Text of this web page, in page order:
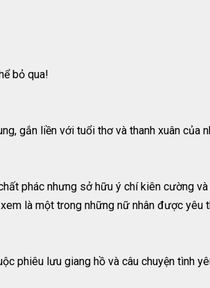
bỏ qua!
gắn liền với tuổi thơ và thanh xuân của
phác nhưng sở hữu ý chí kiên cường
là một trong những nữ nhân được yêu
phiêu lưu giang hồ và câu chuyện tình